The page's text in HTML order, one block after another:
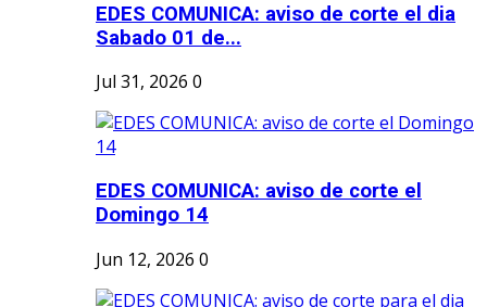
EDES COMUNICA: aviso de corte el dia
Sabado 01 de...
Jul 31, 2026 0
EDES COMUNICA: aviso de corte el
Domingo 14
Jun 12, 2026 0